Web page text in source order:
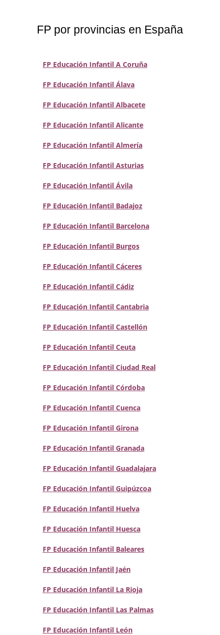
FP por provincias en España
FP Educación Infantil A Coruña
FP Educación Infantil Álava
FP Educación Infantil Albacete
FP Educación Infantil Alicante
FP Educación Infantil Almería
FP Educación Infantil Asturias
FP Educación Infantil Ávila
FP Educación Infantil Badajoz
FP Educación Infantil Barcelona
FP Educación Infantil Burgos
FP Educación Infantil Cáceres
FP Educación Infantil Cádiz
FP Educación Infantil Cantabria
FP Educación Infantil Castellón
FP Educación Infantil Ceuta
FP Educación Infantil Ciudad Real
FP Educación Infantil Córdoba
FP Educación Infantil Cuenca
FP Educación Infantil Girona
FP Educación Infantil Granada
FP Educación Infantil Guadalajara
FP Educación Infantil Guipúzcoa
FP Educación Infantil Huelva
FP Educación Infantil Huesca
FP Educación Infantil Baleares
FP Educación Infantil Jaén
FP Educación Infantil La Rioja
FP Educación Infantil Las Palmas
FP Educación Infantil León